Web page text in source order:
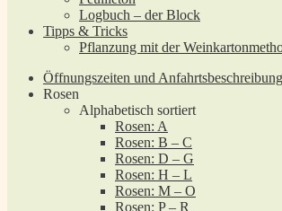
Logbuch – der Block
Tipps & Tricks
Pflanzung mit der
Öffnungszeiten und Anfahrtsbeschreibung
Rosen
Alphabetisch sortiert
Rosen: A
Rosen: B – C
Rosen: D – G
Rosen: H – L
Rosen: M – O
Rosen: P – R